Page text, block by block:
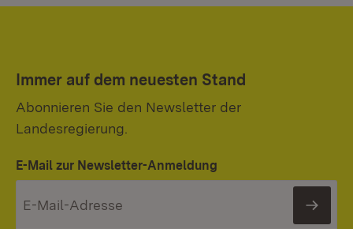
Immer auf dem neuesten Stand
Abonnieren Sie den Newsletter der
Landesregierung.
E-Mail zur Newsletter-Anmeldung